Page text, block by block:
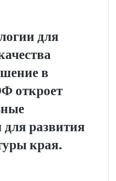
для
в
откроет
развития
края.